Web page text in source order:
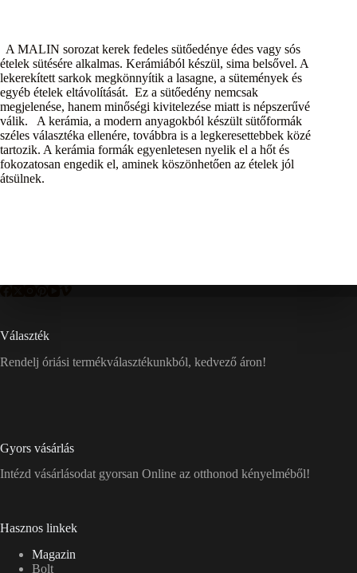
A MALIN sorozat kerek fedeles sütőedénye édes vagy sós
ételek sütésére alkalmas. Kerámiából készül, sima belsővel. A
lekerekített sarkok megkönnyítik a lasagne, a sütemények és
egyéb ételek eltávolítását. Ez a sütőedény nemcsak
megjelenése, hanem minőségi kivitelezése miatt is népszerűvé
válik. A kerámia, a modern anyagokból készült sütőformák
széles választéka ellenére, továbbra is a legkeresettebbek közé
tartozik. A kerámia formák egyenletesen nyelik el a hőt és
fokozatosan engedik el, aminek köszönhetően az ételek jól
átsülnek.
Választék
Rendelj óriási termékválasztékunkból, kedvező áron!
Gyors vásárlás
Intézd vásárlásodat gyorsan Online az otthonod kényelméből!
Hasznos linkek
Magazin
Bolt